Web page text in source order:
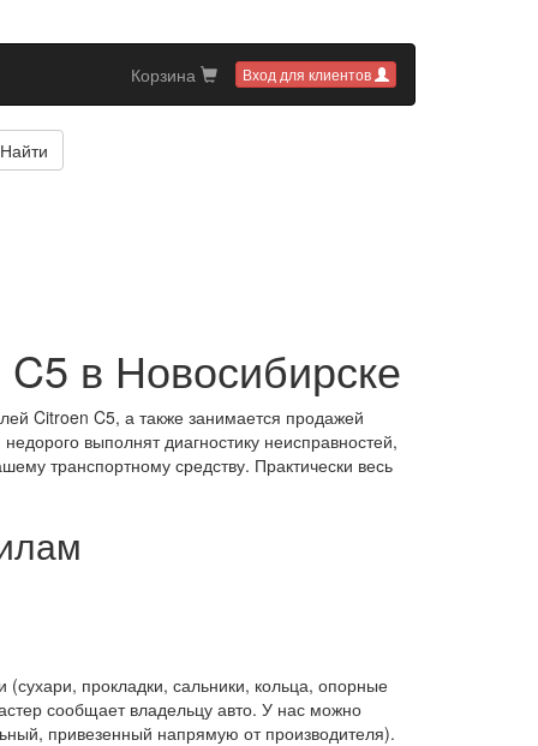
Вход для клиентов
Корзина
Найти
в Новосибирске
Citroen C5, а также занимается продажей
выполнят диагностику неисправностей,
транспортному средству. Практически весь
прокладки, сальники, кольца, опорные
сообщает владельцу авто. У нас можно
привезенный напрямую от производителя).